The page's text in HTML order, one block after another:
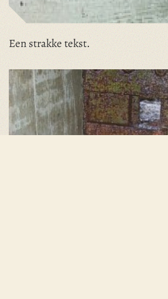
Een strakke tekst.